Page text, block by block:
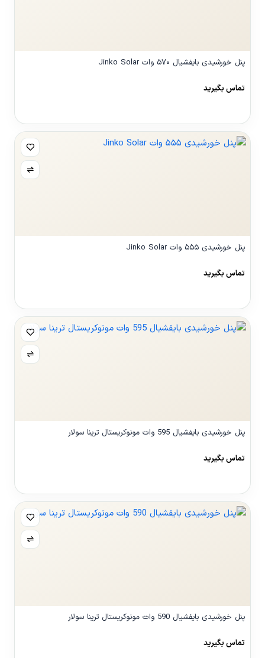
پنل خورشیدی بایفشیال ۵۷۰ وات Jinko Solar
تماس بگیرید
پنل خورشیدی ۵۵۵ وات Jinko Solar
تماس بگیرید
پنل خورشیدی بایفشیال 595 وات مونوکریستال ترینا سولار
تماس بگیرید
پنل خورشیدی بایفشیال 590 وات مونوکریستال ترینا سولار
تماس بگیرید